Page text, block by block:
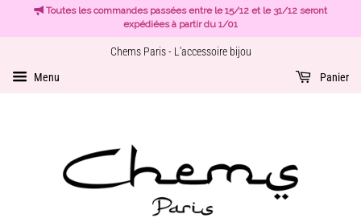
Toutes les commandes passées entre le 15/12 et le 31/12 seront
expédiées à partir du 1/01
Chems Paris - L'accessoire bijou
Menu Panier